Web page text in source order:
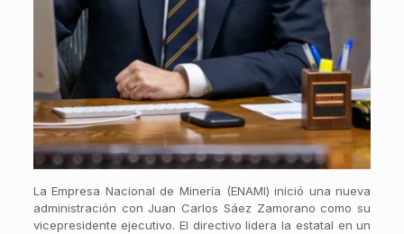
La Empresa Nacional de Minería (ENAMI) inició una nueva
administración con Juan Carlos Sáez Zamorano como su
vicepresidente ejecutivo. El directivo lidera la estatal en un